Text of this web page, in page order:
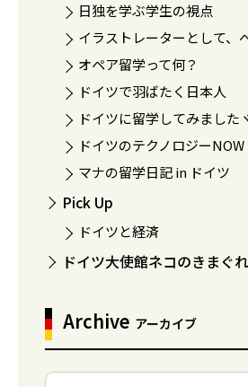
日独を学ぶ学生の視点
イラストレーターとして、
オペア留学って何？
ドイツで羽ばたく日本人
ドイツに留学してみまし
ドイツのテクノロジーNOW
マナの留学日記 in ドイツ
Pick Up
ドイツと経済
ドイツ大使館ネコのきまぐ
Archive アーカイブ